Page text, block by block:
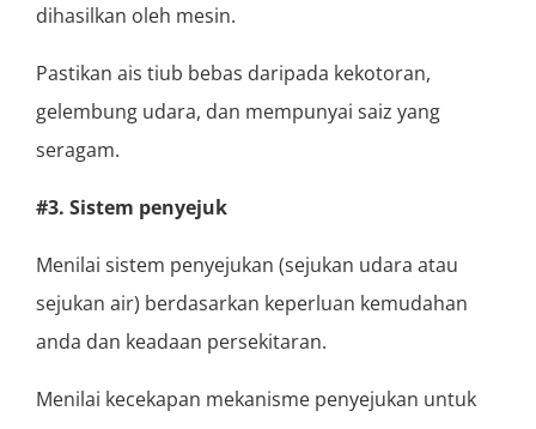
dihasilkan oleh mesin.
Pastikan ais tiub bebas daripada kekotoran,
gelembung udara, dan mempunyai saiz yang
seragam.
#3. Sistem penyejuk
Menilai sistem penyejukan (sejukan udara atau
sejukan air) berdasarkan keperluan kemudahan
anda dan keadaan persekitaran.
Menilai kecekapan mekanisme penyejukan untuk